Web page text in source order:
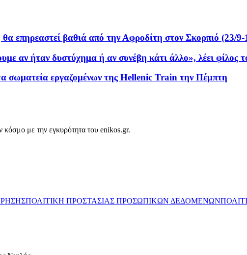
επηρεαστεί βαθιά από την Αφροδίτη στον Σκορπιό (23/
αν ήταν δυστύχημα ή αν συνέβη κάτι άλλο», λέει
σωματεία εργαζομένων της Hellenic Train την Πέμπτη
κόσμο με την εγκυρότητα του enikos.gr.
ΠΟΛΙΤΙΚΗ ΠΡΟΣΤΑΣΙΑΣ ΠΡΟΣΩΠΙΚΩΝ ΔΕΔΟΜΕΝΩΝ